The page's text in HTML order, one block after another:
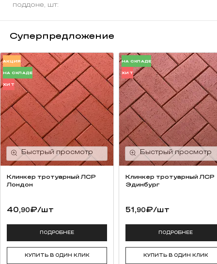
поддоне, шт:
Суперпредложение
АКЦИЯ
НА СКЛАДЕ
ХИТ
Клинкер тротуарный ЛСР
Лондон
40,90₽/шт
ПОДРОБНЕЕ
КУПИТЬ В ОДИН КЛИК
НА СКЛАДЕ
ХИТ
Клинкер тротуарный ЛСР
Эдинбург
51,90₽/шт
ПОДРОБНЕЕ
КУПИТЬ В ОДИН КЛИК